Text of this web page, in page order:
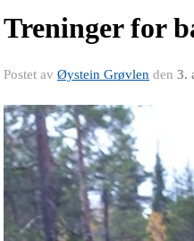
Treninger for
Postet av Øystein Grøvlen den 3.